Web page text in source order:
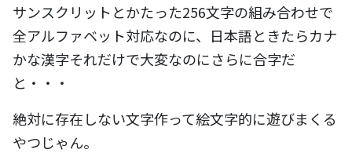
サンスクリットとかたった256文字の組み合わせで
全アルファベット対応なのに、日本語ときたらカナ
かな漢字それだけで大変なのにさらに合字だ
と・・・
絶対に存在しない文字作って絵文字的に遊びまくる
やつじゃん。